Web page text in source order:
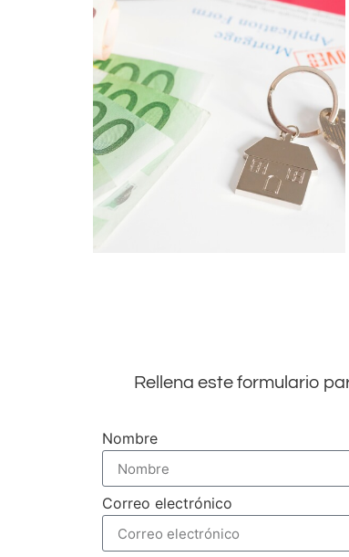
Rellena este formulario
Nombre
Correo electrónico